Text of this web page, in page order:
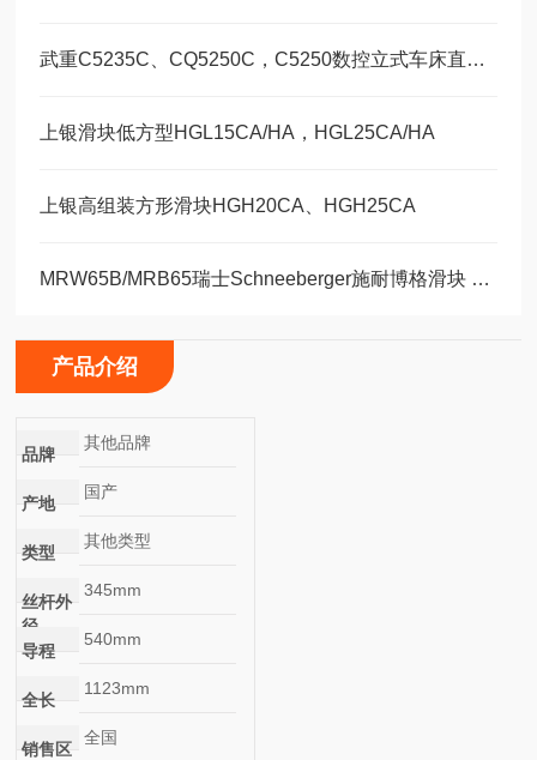
武重C5235C、CQ5250C，C5250数控立式车床直线运动滑块WEH35CA/WEW35CC
上银滑块低方型HGL15CA/HA，HGL25CA/HA
上银高组装方形滑块HGH20CA、HGH25CA
MRW65B/MRB65瑞士Schneeberger施耐博格滑块 导轨
产品介绍
品牌
其他品牌
产地
国产
类型
其他类型
丝杆外
径
345mm
导程
540mm
全长
1123mm
销售区
全国